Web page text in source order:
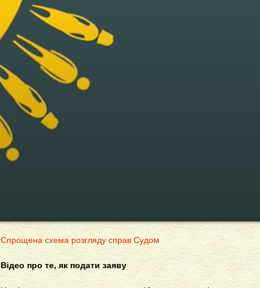
Спрощена схема розгляду справ Судом
Відео про те, як подати заяву